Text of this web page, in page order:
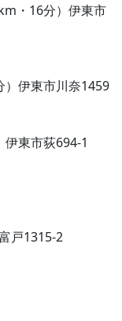
・16分）伊東市
）伊東市川奈1459
東市荻694-1
戸1315-2